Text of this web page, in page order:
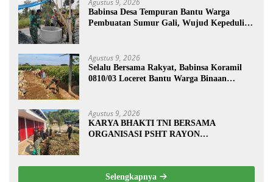
Agustus 9, 2026
Babinsa Desa Tempuran Bantu Warga
Pembuatan Sumur Gali, Wujud Kepedulian
Agustus 9, 2026
Selalu Bersama Rakyat, Babinsa Koramil
0810/03 Loceret Bantu Warga Binaan
Agustus 9, 2026
KARYA BHAKTI TNI BERSAMA
ORGANISASI PSHT RAYON
KEMANUNGGALAN TNI-RAKYAT
Selengkapnya